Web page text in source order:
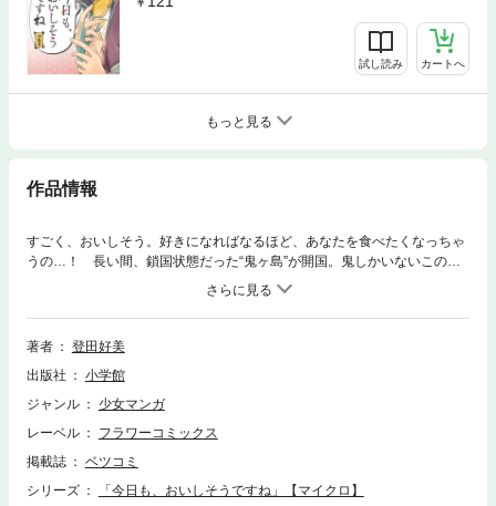
試し読み カートへ
もっと見る
作品情報
すごく、おいしそう。好きになればなるほど、あなたを食べたくなっちゃ
うの…！ 長い間、鎖国状態だった“鬼ヶ島”が開国。鬼しかいないこの島
に、人間の男性がやってくることに！ 初めて見る人間に興味津々だった
けど、やさしくてかっこいい彼に、一目惚れしちゃって…！？ 鬼×人、
禁断の断食愛ストーリー第1巻！！
著者
登田好美
出版社
小学館
ジャンル
少女マンガ
レーベル
フラワーコミックス
掲載誌
ベツコミ
シリーズ
「今日も、おいしそうですね」【マイクロ】